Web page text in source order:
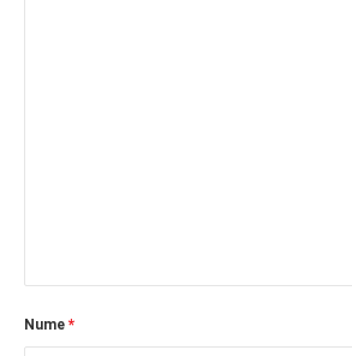
Nume *